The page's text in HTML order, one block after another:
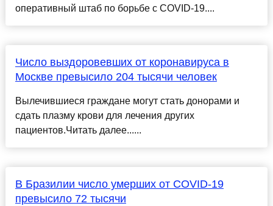
оперативный штаб по борьбе с COVID-19....
Число выздоровевших от коронавируса в
Москве превысило 204 тысячи человек
Вылечившиеся граждане могут стать донорами и
сдать плазму крови для лечения других
пациентов.Читать далее......
В Бразилии число умерших от COVID-19
превысило 72 тысячи